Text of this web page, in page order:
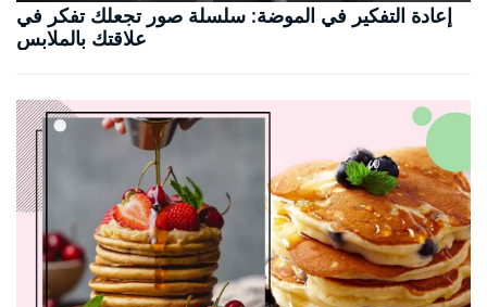
إعادة التفكير في الموضة: سلسلة صور تجعلك تفكر في
علاقتك بالملابس